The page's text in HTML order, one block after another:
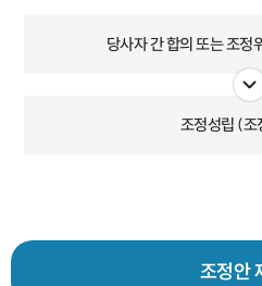
당사자 간 합의 또는 조정
조정성립 (조
조정안